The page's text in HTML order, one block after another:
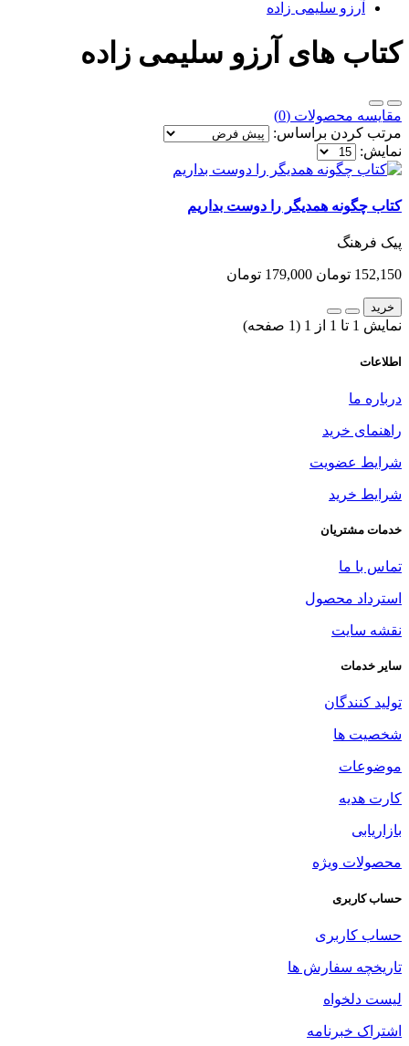
آرزو سلیمی زاده
کتاب های آرزو سلیمی زاده
مقایسه محصولات (0)
مرتب کردن براساس:
نمایش:
کتاب چگونه همدیگر را دوست بداریم
پیک فرهنگ
152,150 تومان 179,000 تومان
خرید
نمایش 1 تا 1 از 1 (1 صفحه)
اطلاعات
درباره ما
راهنمای خرید
شرایط عضویت
شرایط خرید
خدمات مشتریان
تماس با ما
استرداد محصول
نقشه سایت
سایر خدمات
تولید کنندگان
شخصیت ها
موضوعات
کارت هدیه
بازاریابی
محصولات ویژه
حساب کاربری
حساب کاربری
تاریخچه سفارش ها
لیست دلخواه
اشتراک خبرنامه